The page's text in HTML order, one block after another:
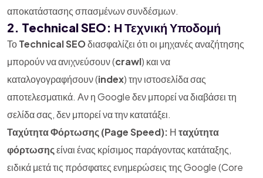
αποκατάστασης σπασμένων συνδέσμων.
2. Technical SEO: Η Τεχνική Υποδομή
ΤοTechnical SEOδιασφαλίζει ότι οι μηχανές αναζήτησης
μπορούν να ανιχνεύσουν (crawl) και να
καταλογογραφήσουν (index) την ιστοσελίδα σας
αποτελεσματικά. Αν η Google δεν μπορεί να διαβάσει τη
σελίδα σας, δεν μπορεί να την κατατάξει.
Ταχύτητα Φόρτωσης (Page Speed): Ηταχύτητα
φόρτωσηςείναι ένας κρίσιμος παράγοντας κατάταξης,
ειδικά μετά τις πρόσφατες ενημερώσεις της Google (Core